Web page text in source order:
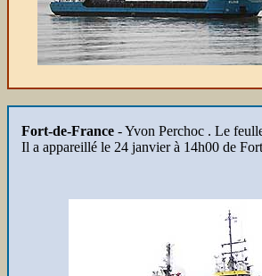
Fort-de-France -Yvon Perchoc . Le
Il a appareillé le 24 janvier à 14h00 de